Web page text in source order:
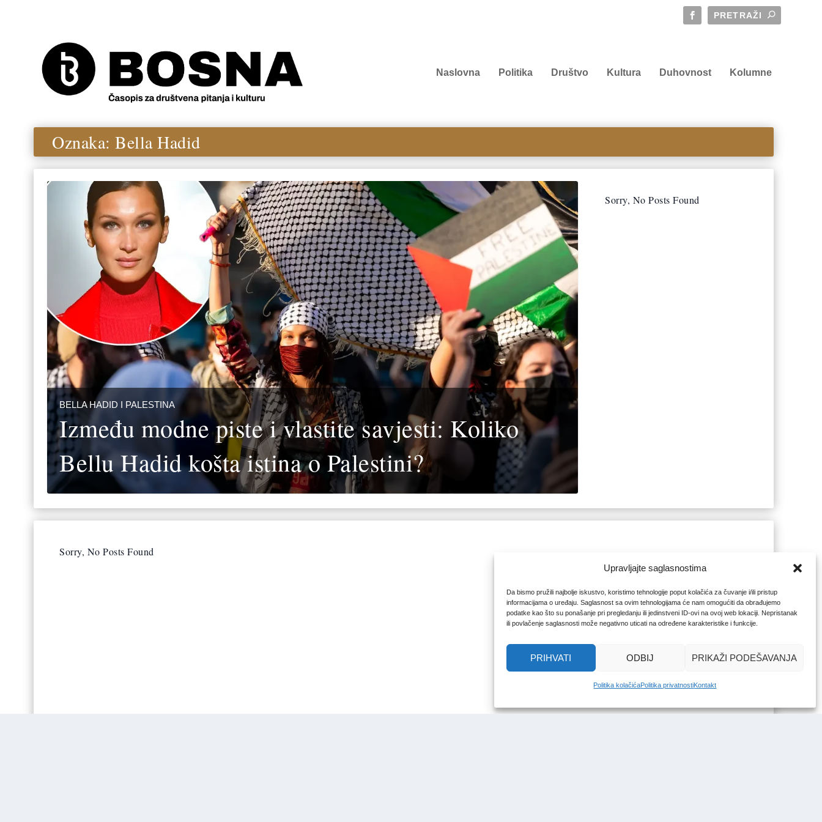
Upravljajte saglasnostima
Da bismo pružili najbolje iskustvo, koristimo tehnologije poput kolačića za čuvanje i/ili pristup
informacijama o uređaju. Saglasnost sa ovim tehnologijama će nam omogućiti da obrađujemo
podatke kao što su ponašanje pri pregledanju ili jedinstveni ID-ovi na ovoj web lokaciji. Nepristanak
ili povlačenje saglasnosti može negativno uticati na određene karakteristike i funkcije.
PRIHVATI ODBIJ PRIKAŽI PODEŠAVANJA
Politika kolačićaPolitika privatnostiKontakt
Naslovna Politika Društvo Kultura Duhovnost Kolumne
Oznaka:Bella Hadid
BELLA HADID I PALESTINA
Između modne piste i vlastite savjesti: Koliko
Bellu Hadid košta istina o Palestini?
Sorry, No Posts Found
Sorry, No Posts Found